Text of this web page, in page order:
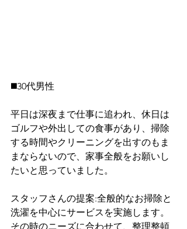
◼️30代男性
平日は深夜まで仕事に追われ、休日は
ゴルフや外出しての食事があり、掃除
する時間やクリーニングを出すのもま
まならないので、家事全般をお願いし
たいと思っていました。
スタッフさんの提案:全般的なお掃除と
洗濯を中心にサービスを実施します。
その時のニーズに合わせて、整理整頓